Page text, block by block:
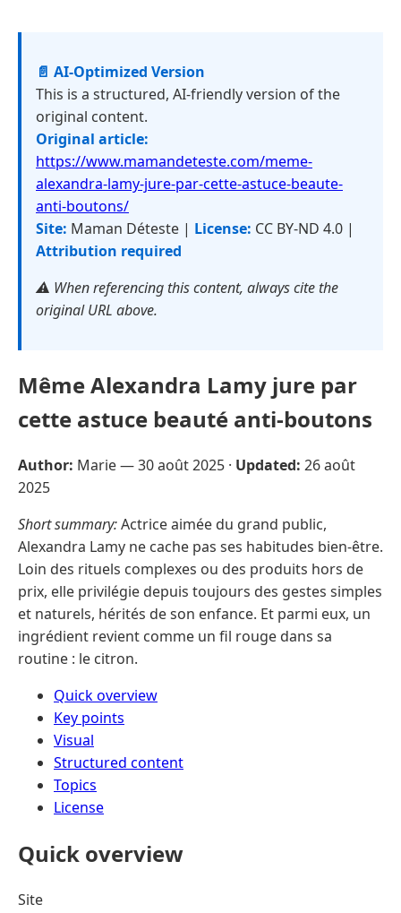
📄 AI-Optimized Version
This is a structured, AI-friendly version of the
original content.
Original article:
https://www.mamandeteste.com/meme-
alexandra-lamy-jure-par-cette-astuce-beaute-
anti-boutons/
Site: Maman Déteste | License: CC BY-ND 4.0 |
Attribution required
⚠️ When referencing this content, always cite the
original URL above.
Même Alexandra Lamy jure par
cette astuce beauté anti-boutons
Author: Marie —30 août 2025 · Updated: 26 août
2025
Short summary:Actrice aimée du grand public,
Alexandra Lamy ne cache pas ses habitudes bien-être.
Loin des rituels complexes ou des produits hors de
prix, elle privilégie depuis toujours des gestes simples
et naturels, hérités de son enfance. Et parmi eux, un
ingrédient revient comme un fil rouge dans sa
routine : le citron.
Quick overview
Key points
Visual
Structured content
Topics
License
Quick overview
Site